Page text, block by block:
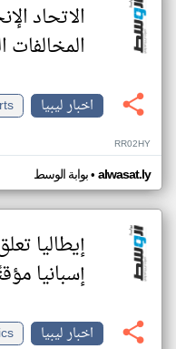
الاتحاد
المخالفات
اخبار ليبيا
RR02HY
بوابة الوسط• alwasat.ly
إيطاليا
إسبانيا
اخبار ليبيا